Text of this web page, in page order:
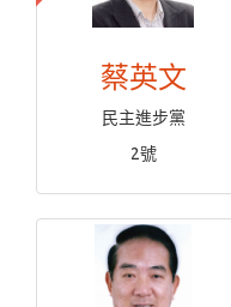
蔡英文
民主進步黨
2號